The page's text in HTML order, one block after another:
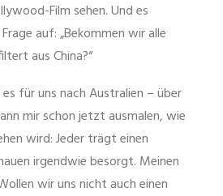
Film sehen. Und es
auf: „Bekommen wir alle
aus China?“
für uns nach Australien – über
mir schon jetzt ausmalen, wie
wird: Jeder trägt einen
irgendwie besorgt. Meinen
wir uns nicht auch einen